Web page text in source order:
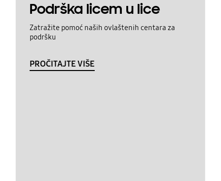
Podrška licem u lice
Zatražite pomoć naših ovlaštenih centara za
podršku
PROČITAJTE VIŠE